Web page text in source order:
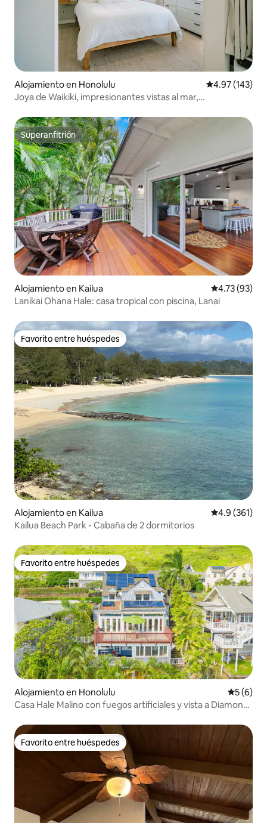
Alojamiento en Honolulu Calificación
4.97 (143)
Joya de Waikiki, impresionantes vistas al mar,
Superanfitrión
Superanfitrión
Alojamiento en Kailua Calificación
4.73 (93)
Lanikai Ohana Hale: casa tropical con piscina, Lanai
Favorito entre huéspedes
Favorito entre huéspedes
Alojamiento en Kailua Calificación
4.9 (361)
Kailua Beach Park - Cabaña de 2 dormitorios
Favorito entre huéspedes
Favorito entre huéspedes
Alojamiento en Honolulu
5 (6)
Casa Hale Malino con fuegos artificiales y vista a Diamond
Favorito entre huéspedes
Favorito entre huéspedes